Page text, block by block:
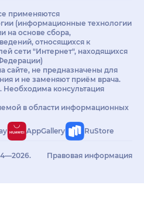
применяются
(информационные технологии
на основе сбора,
относящихся к
сети "Интернет", находящихся
не предназначены для
и не заменяют приём врача.
консультация
в области информационных
AppGallery RuStore
Правовая информация